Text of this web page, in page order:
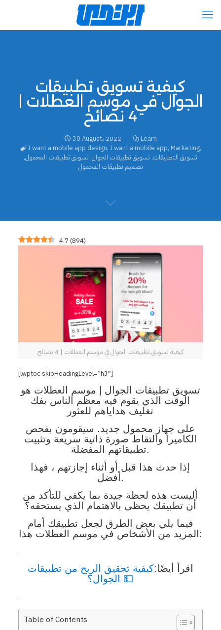
كيفية تسويق تطبيقات
الجوال في موسم العطلات |
4 نصائح
30 August، 2022
Learn
I want a mobile app design, I want a mobile app, Marketing,
تسويق التطبيقات, تسويق تطبيقات الجوال, تسويق تطبيقات المحمول,
تصميم تطبيقات المحمول
4.7 (894)
كيفية تسويق تطبيقات الجوال في موسم العطلات | 4 نصائح
[lwptoc skipHeadingLevel=”h3″]
تسويق تطبيقات الجوال | موسم العطلات هو
الوقت الذي يقوم فيه معظم الناس بفك
تغليف هداياهم للعثور
على جهاز محمول جديد. سيقومون بفحص
الكاميرا والتقاط صورة ذاتية سريعة وتثبيت
تطبيقاتهم المفضلة.
إذا حدث هذا قبل أو أثناء إجازتهم ، فهذا
أفضل.
أليست هذه لحظة جيدة بما يكفي للتأكد من
أن تطبيقك يحظى بالاهتمام الذي يستحقه؟
فيما يلي بعض الطرق لجعل تطبيقك أمام
المزيد من الأشخاص في موسم العطلات هذا:
.
اقرأ أيضًا:كيفية تحقيق الربح من تطبيقات
الجوال؟ 💵
.
Table of Contents